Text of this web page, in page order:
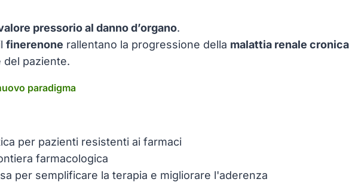
pressorio al danno d’organo.
finerenone rallentano la progressione della malattia renale cronica
del paziente.
paradigma
per pazienti resistenti ai farmaci
farmacologica
per semplificare la terapia e migliorare l'aderenza